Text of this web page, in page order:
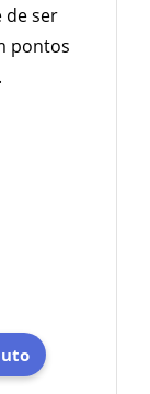
de ser
pontos